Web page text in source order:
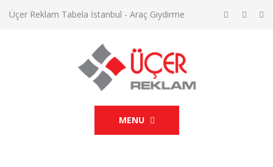
Üçer Reklam Tabela İstanbul - Araç Giydirme
MENU